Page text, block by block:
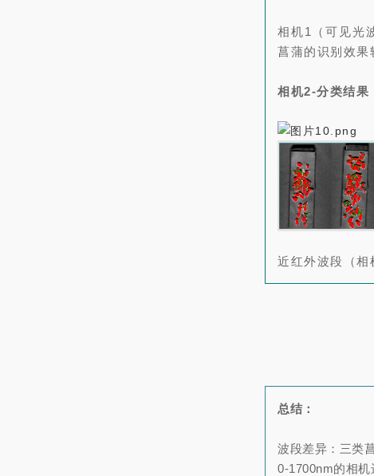
相机1（可见光
菖蒲的识别效果
相机2-分类结果
近红外波段（相
总结：
波段差异：三类
0-1700nm的相机